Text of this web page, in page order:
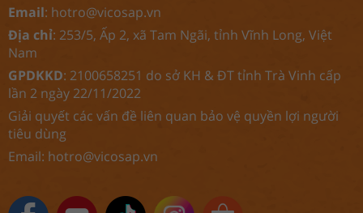
Email: hotro@vicosap.vn
Địa chỉ: 253/5, Ấp 2, xã Tam Ngãi, tỉnh Vĩnh Long, Việt
Nam
GPDKKD: 2100658251 do sở KH & ĐT tỉnh Trà Vinh cấp
lần 2 ngày 22/11/2022
Giải quyết các vấn đề liên quan bảo vệ quyền lợi người
tiêu dùng
Email: hotro@vicosap.vn